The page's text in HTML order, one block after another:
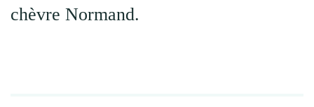
chèvre Normand.